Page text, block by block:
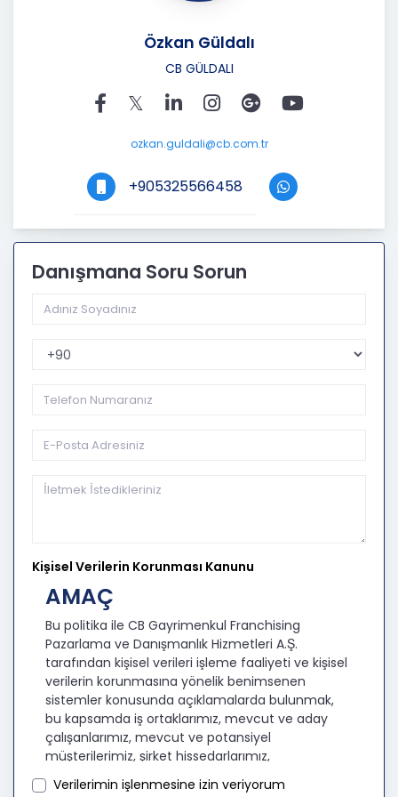
Özkan Güldalı
CB GÜLDALI
ozkan.guldali@cb.com.tr
+905325566458
Danışmana Soru Sorun
Telefon Kodu
Kişisel Verilerin Korunması Kanunu
AMAÇ
Bu politika ile CB Gayrimenkul Franchising
Pazarlama ve Danışmanlık Hizmetleri A.Ş.
tarafından kişisel verileri işleme faaliyeti ve kişisel
verilerin korunmasına yönelik benimsenen
sistemler konusunda açıklamalarda bulunmak,
bu kapsamda iş ortaklarımız, mevcut ve aday
çalışanlarımız, mevcut ve potansiyel
müşterilerimiz, şirket hissedarlarımız,
ziyaretçilerimiz ve üçüncü kişiler başta olmak
Verilerimin işlenmesine izin veriyorum